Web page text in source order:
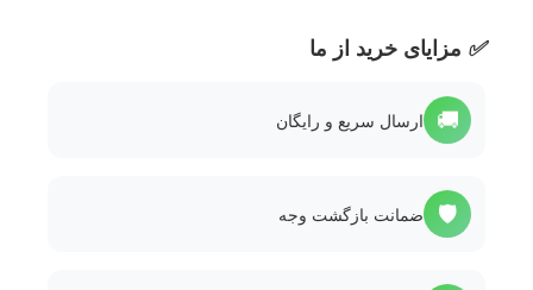
✅ مزایای خرید از ما
🚚 ارسال سریع و رایگان
🛡️ ضمانت بازگشت وجه